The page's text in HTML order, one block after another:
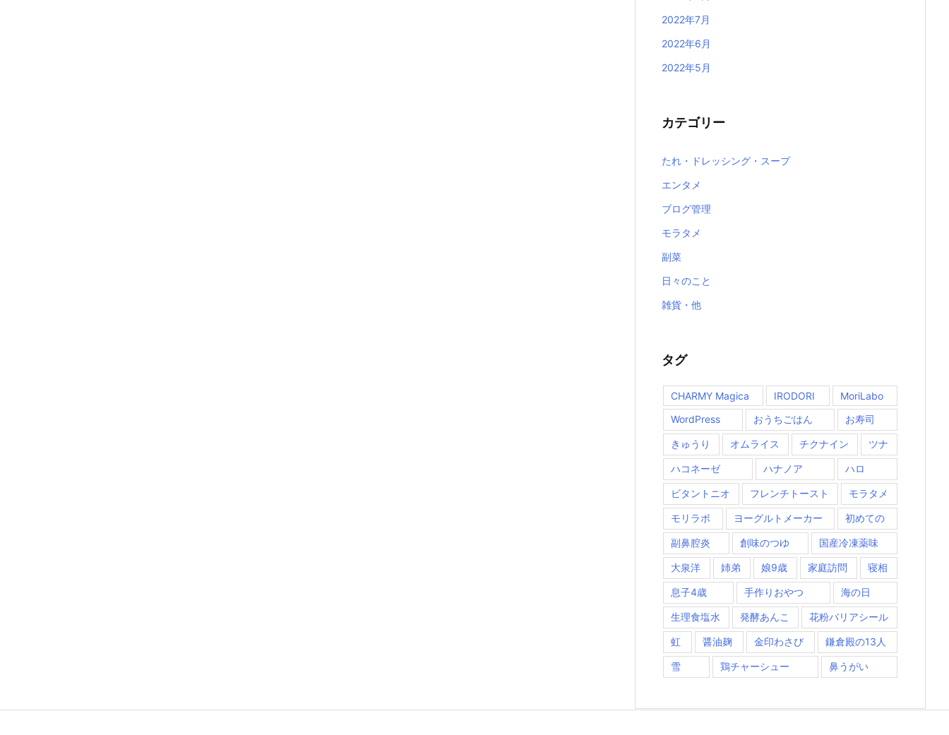
2022年7月
2022年6月
2022年5月
カテゴリー
たれ・ドレッシング・スープ
エンタメ
ブログ管理
モラタメ
副菜
日々のこと
雑貨・他
タグ
CHARMY Magica IRODORI
MoriLabo
WordPress
おうちごはん お寿司
きゅうり オムライス チクナイン ツナ
ハコネーゼ ハナノア ハロ
ビタントニオ フレンチトースト モラタメ
モリラボ ヨーグルトメーカー 初めての
副鼻腔炎 創味のつゆ 国産冷凍薬味
大泉洋 姉弟 娘9歳 家庭訪問 寝相
息子4歳 手作りおやつ 海の日
生理食塩水 発酵あんこ 花粉バリアシール
虹 醤油麹 金印わさび 鎌倉殿の13人
雪 鶏チャーシュー 鼻うがい